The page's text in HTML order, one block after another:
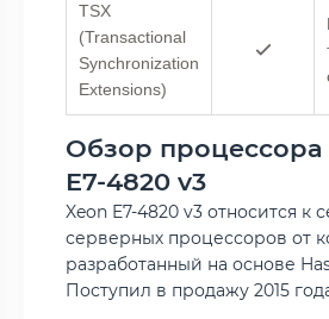
TSX
(Transactional
Synchronization
Extensions)
Обзор процессора
E7-4820 v3
Xeon E7-4820 v3 относится к
серверных процессоров от
разработанный на основе
Поступил в продажу 2015